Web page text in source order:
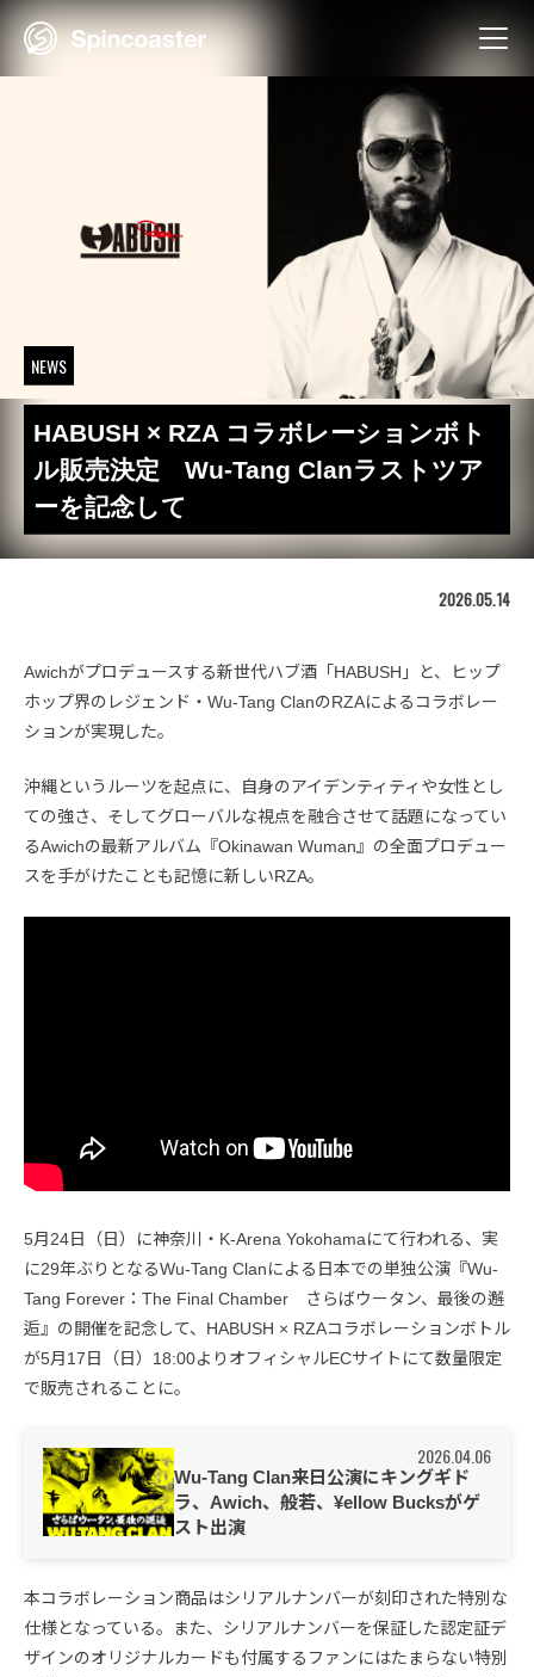
Skip
NEWS
HABUSH × RZA コラボレーションボト
ル販売決定 Wu-Tang Clanラストツア
ーを記念して
2026.05.14
Awichがプロデュースする新世代ハブ酒「HABUSH」と、ヒップ
ホップ界のレジェンド・Wu-Tang ClanのRZAによるコラボレー
ションが実現した。
沖縄というルーツを起点に、自身のアイデンティティや女性とし
ての強さ、そしてグローバルな視点を融合させて話題になってい
るAwichの最新アルバム『Okinawan Wuman』の全面プロデュー
スを手がけたことも記憶に新しいRZA。
5月24日（日）に神奈川・K-Arena Yokohamaにて行われる、実
に29年ぶりとなるWu-Tang Clanによる日本での単独公演『Wu-
Tang Forever：The Final Chamber さらばウータン、最後の邂
逅』の開催を記念して、HABUSH × RZAコラボレーションボトル
が5月17日（日）18:00よりオフィシャルECサイトにて数量限定
で販売されることに。
2026.04.06
Wu-Tang Clan来日公演にキングギド
ラ、Awich、般若、¥ellow Bucksがゲ
スト出演
本コラボレーション商品はシリアルナンバーが刻印された特別な
仕様となっている。また、シリアルナンバーを保証した認定証デ
ザインのオリジナルカードも付属するファンにはたまらない特別